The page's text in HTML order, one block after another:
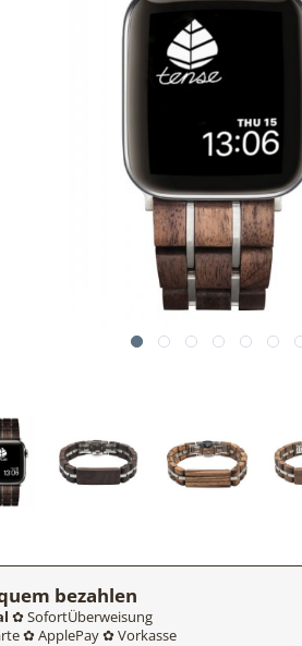
bezahlen
✿ SofortÜberweisung
✿ ApplePay ✿ Vorkasse